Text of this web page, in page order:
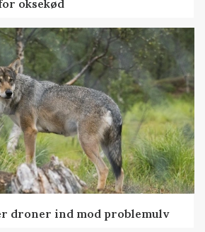
oksekød
droner ind mod problemulv